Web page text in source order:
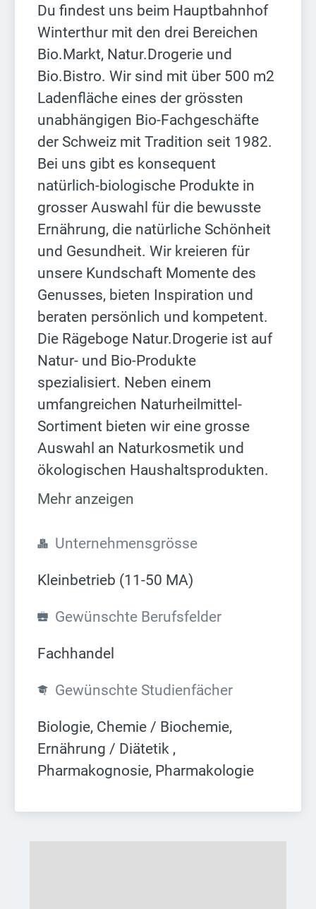
Du findest uns beim Hauptbahnhof
Winterthur mit den drei Bereichen
Bio.Markt, Natur.Drogerie und
Bio.Bistro. Wir sind mit über 500 m2
Ladenfläche eines der grössten
unabhängigen Bio-Fachgeschäfte
der Schweiz mit Tradition seit 1982.
Bei uns gibt es konsequent
natürlich-biologische Produkte in
grosser Auswahl für die bewusste
Ernährung, die natürliche Schönheit
und Gesundheit. Wir kreieren für
unsere Kundschaft Momente des
Genusses, bieten Inspiration und
beraten persönlich und kompetent.
Die Rägeboge Natur.Drogerie ist auf
Natur- und Bio-Produkte
spezialisiert. Neben einem
umfangreichen Naturheilmittel-
Sortiment bieten wir eine grosse
Auswahl an Naturkosmetik und
ökologischen Haushaltsprodukten.
Mehr anzeigen
Unternehmensgrösse
Kleinbetrieb (11-50 MA)
Gewünschte Berufsfelder
Fachhandel
Gewünschte Studienfächer
Biologie, Chemie / Biochemie,
Ernährung / Diätetik ,
Pharmakognosie, Pharmakologie